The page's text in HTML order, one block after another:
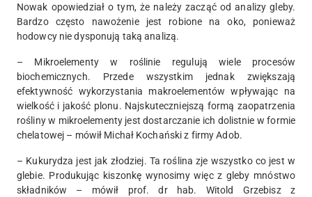
Nowak opowiedział o tym, że należy zacząć od analizy gleby.
Bardzo często nawożenie jest robione na oko, ponieważ
hodowcy nie dysponują taką analizą.
– Mikroelementy w roślinie regulują wiele procesów
biochemicznych. Przede wszystkim jednak zwiększają
efektywność wykorzystania makroelementów wpływając na
wielkość i jakość plonu. Najskuteczniejszą formą zaopatrzenia
rośliny w mikroelementy jest dostarczanie ich dolistnie w formie
chelatowej – mówił Michał Kochański z firmy Adob.
– Kukurydza jest jak złodziej. Ta roślina zje wszystko co jest w
glebie. Produkując kiszonkę wynosimy więc z gleby mnóstwo
składników – mówił prof. dr hab. Witold Grzebisz z